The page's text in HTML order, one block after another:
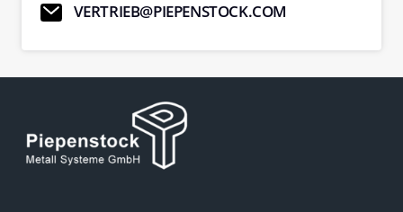
VERTRIEB@PIEPENSTOCK.COM